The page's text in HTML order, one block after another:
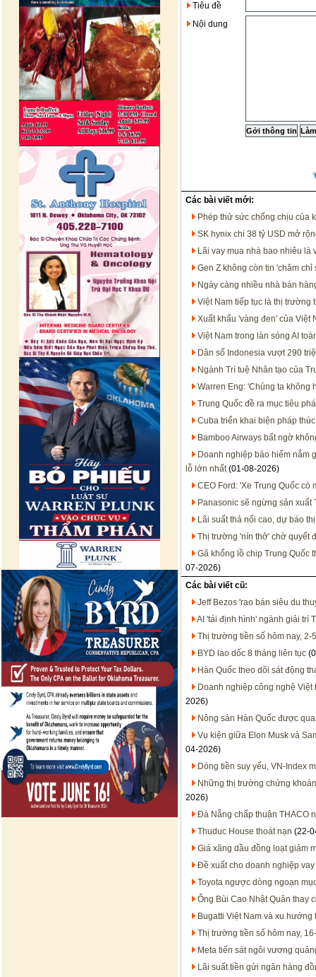
Tiêu đề
Nội dung
Các bài viết mới:
Phép thử sức chống chịu của
SK hynix chi 38 tỷ USD mở
Lãi vay mua nhà bao nhiêu
Gen Z không còn tin 'chăm chỉ
Ngày càng nhiều nhà bán
Việt Nam tiếp tục là thị trường
Xuất khẩu 'vàng đen' của Việt
Việt Nam trong làn sóng AI
Dân số Indonesia vượt 290
Ngành Trí tuệ Nhân tạo của
Warren Eng: 'Chúng ta không
Trung Quốc đề ra mục tiêu
Cuba triển khai biện pháp
Bamboo Airways bất ngờ
Doanh nghiệp bảo hiểm nắm
lỗ lớn nhất(01-08-2026)
CEO Ford: 'Xe Trung Quốc có
Panasonic sẽ ngừng sản xuất
Lãi suất thả nổi cao, dự báo
Thị trường 'nín thở' chờ quyết
Gã khổng lồ chip Trung Quốc
07-2026)
Các bài viết cũ:
Jeff Bezos 'rao bán siêu du
AI 'tái định hình' ngành giải trí
Thị trường tiền số hôm nay,
BYD lao dốc 8 tháng liên tục
Hàn Quốc theo dõi sát động
Doanh nghiệp công nghệ
2026)
Nông sản Hàn Quốc được
Vụ kiện giữa Elon Musk và
04-2026)
Dòng tiền suy yếu, VN-Index
Những thị trường chứng
2026)
Đà Nẵng chấp thuận THACO
Thuduc House thoát nạn (22-
Giá xăng dầu đồng loạt giảm
Đề xuất cho doanh nghiệp
Toyota ngược dòng ngoạn
Ông Bùi Cao Nhật Quân thay
Bugatti Việt Nam và xu
Thị trường tiền số hôm nay,
Meta tiến sát ngôi vương
Lãi suất tiền gửi ngân hàng